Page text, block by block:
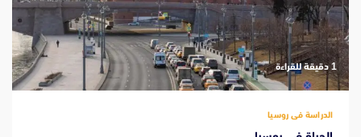
‫1 دقيقة للقراءة
الدراسة فى روسيا